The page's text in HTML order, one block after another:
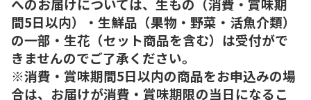
へのお届けについては、生もの（消費・賞味期
間5日以内）・生鮮品（果物・野菜・活魚介類）
の一部・生花（セット商品を含む）は受付がで
きませんのでご了承ください。
※消費・賞味期間5日以内の商品をお申込みの場
合は、お届けが消費・賞味期限の当日になるこ